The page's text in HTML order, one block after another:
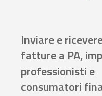
Inviare e
fatture a PA,
professionisti e
consumatori